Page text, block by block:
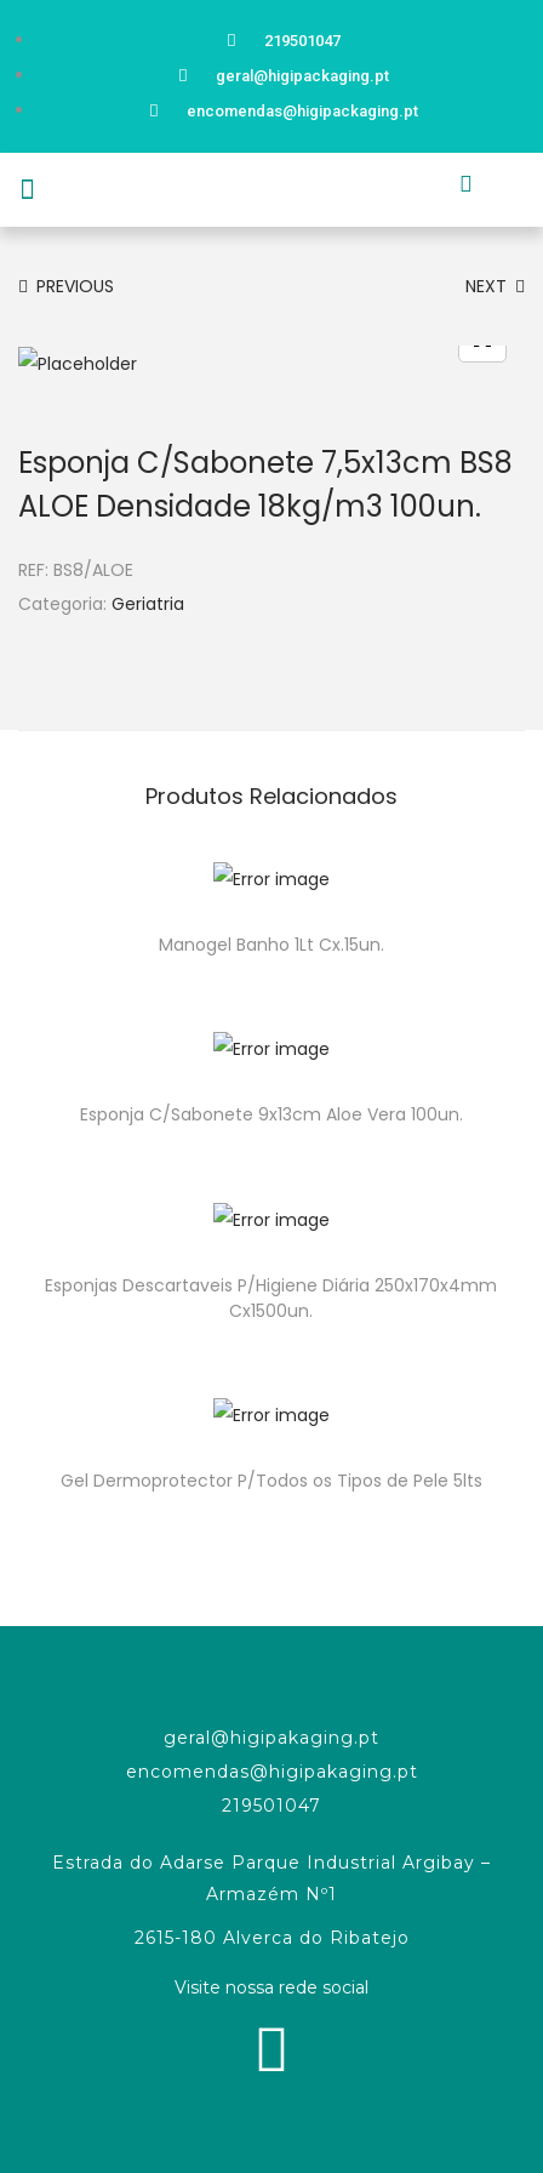
219501047
geral@higipackaging.pt
encomendas@higipackaging.pt
PREVIOUS NEXT
Esponja C/Sabonete 7,5x13cm BS8
ALOE Densidade 18kg/m3 100un.
REF: BS8/ALOE
Categoria: Geriatria
Produtos Relacionados
Manogel Banho 1Lt Cx.15un.
Esponja C/Sabonete 9x13cm Aloe Vera 100un.
Esponjas Descartaveis P/Higiene Diária 250x170x4mm
Cx1500un.
Gel Dermoprotector P/Todos os Tipos de Pele 5lts
geral@higipakaging.pt
encomendas@higipakaging.pt
219501047
Estrada do Adarse Parque Industrial Argibay –
Armazém Nº1
2615-180 Alverca do Ribatejo
Visite nossa rede social